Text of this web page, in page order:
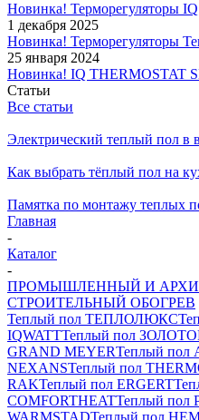
Новинка! Терморегуляторы
1 декабря 2025
Новинка! Терморегуляторы
25 января 2024
Новинка! IQ THERMOSTAT
Статьи
Все статьи
Электрический теплый пол в
Как выбрать тёплый пол на
Памятка по монтажу теплых
Главная
-
Каталог
-
ПРОМЫШЛЕННЫЙ И
СТРОИТЕЛЬНЫЙ ОБОГРЕВ
Теплый пол ТЕПЛОЛЮКС
IQWATTТеплый пол
GRAND MEYERТеплый пол
NEXANSТеплый пол
RAKТеплый пол ERGERT
COMFORTHEATТеплый
WARMSTADТеплый пол